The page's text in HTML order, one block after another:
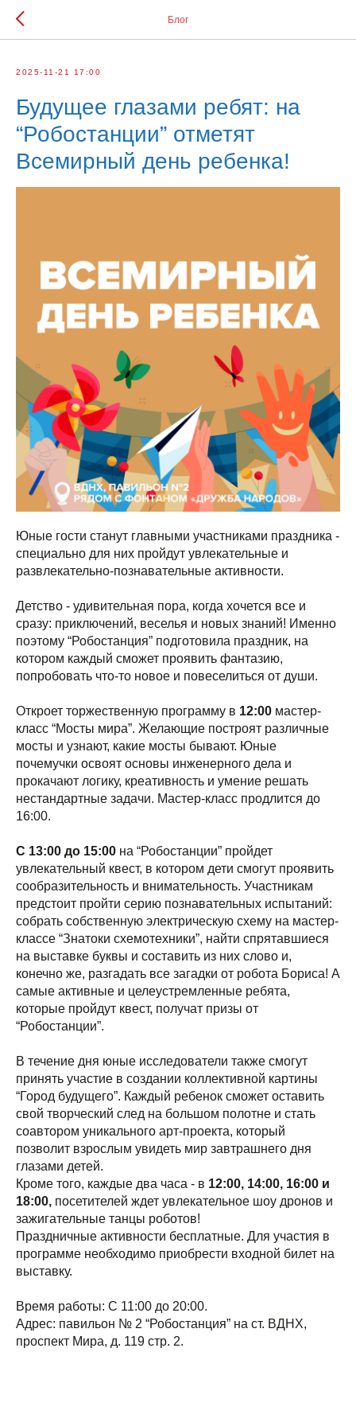
Блог
2025-11-21 17:00
Будущее глазами ребят: на
“Робостанции” отметят
Всемирный день ребенка!
Юные гости станут главными участниками праздника -
специально для них пройдут увлекательные и
развлекательно-познавательные активности.
Детство - удивительная пора, когда хочется все и
сразу: приключений, веселья и новых знаний! Именно
поэтому “Робостанция” подготовила праздник, на
котором каждый сможет проявить фантазию,
попробовать что-то новое и повеселиться от души.
Откроет торжественную программу в 12:00 мастер-
класс “Мосты мира”. Желающие построят различные
мосты и узнают, какие мосты бывают. Юные
почемучки освоят основы инженерного дела и
прокачают логику, креативность и умение решать
нестандартные задачи. Мастер-класс продлится до
16:00.
С 13:00 до 15:00 на “Робостанции” пройдет
увлекательный квест, в котором дети смогут проявить
сообразительность и внимательность. Участникам
предстоит пройти серию познавательных испытаний:
собрать собственную электрическую схему на мастер-
классе “Знатоки схемотехники”, найти спрятавшиеся
на выставке буквы и составить из них слово и,
конечно же, разгадать все загадки от робота Бориса! А
самые активные и целеустремленные ребята,
которые пройдут квест, получат призы от
“Робостанции”.
В течение дня юные исследователи также смогут
принять участие в создании коллективной картины
“Город будущего”. Каждый ребенок сможет оставить
свой творческий след на большом полотне и стать
соавтором уникального арт-проекта, который
позволит взрослым увидеть мир завтрашнего дня
глазами детей.
Кроме того, каждые два часа - в 12:00, 14:00, 16:00 и
18:00, посетителей ждет увлекательное шоу дронов и
зажигательные танцы роботов!
Праздничные активности бесплатные. Для участия в
программе необходимо приобрести входной билет на
выставку.
Время работы: С 11:00 до 20:00.
Адрес: павильон № 2 “Робостанция” на ст. ВДНХ,
проспект Мира, д. 119 стр. 2.